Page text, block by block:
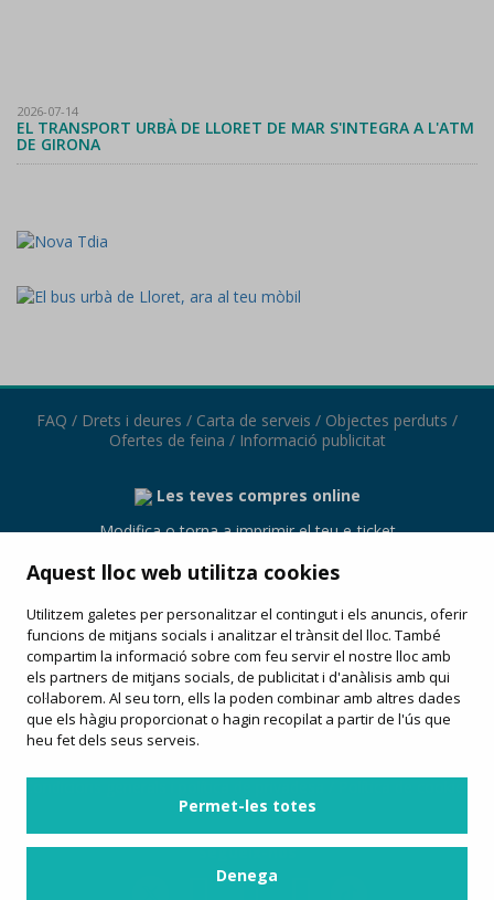
Aquest lloc web utilitza cookies
Utilitzem galetes per personalitzar el contingut i els anuncis, oferir
funcions de mitjans socials i analitzar el trànsit del lloc. També
compartim la informació sobre com feu servir el nostre lloc amb
els partners de mitjans socials, de publicitat i d'anàlisis amb qui
col·laborem. Al seu torn, ells la poden combinar amb altres dades
que els hàgiu proporcionat o hagin recopilat a partir de l'ús que
heu fet dels seus serveis.
Permet-les totes
Denega
2026-07-14
EL TRANSPORT URBÀ DE LLORET DE MAR S'INTEGRA A L'ATM
DE GIRONA
FAQ / Drets i deures / Carta de serveis / Objectes perduts /
Ofertes de feina / Informació publicitat
Les teves compres online
Modifica o torna a imprimir el teu e-ticket
Avinguda Les Alegries, 54
17310 (Lloret de Mar)
+34 972 36 40 72
Servei operat per:
Segueix-nos